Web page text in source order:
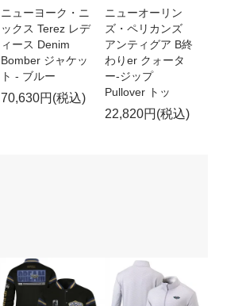
ニューヨーク・ニ
ックス Terez レデ
ィース Denim
Bomber ジャケッ
ト - ブルー
70,630円(税込)
ニューオーリン
ズ・ペリカンズ
アンティグア B終
わりer クォータ
ー-ジップ
Pullover トッ
22,820円(税込)